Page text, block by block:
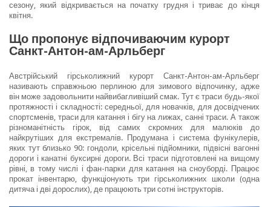
сезону, який відкривається на початку грудня і триває до кінця
квітня.
Що пропонує відпочиваючим курорт
Санкт-Антон-ам-Арльберг
Австрійський гірськолижний курорт Санкт-Антон-ам-Арльберг
називають справжньою перлиною для зимового відпочинку, адже
він може задовольнити найвибагливіший смак. Тут є траси будь-якої
протяжності і складності: середньої, для новачків, для досвідчених
спортсменів, траси для катання і бігу на лижах, санні траси. А також
різноманітність гірок, від самих скромних для малюків до
найкрутіших для екстремалів. Продумана і система фунікулерів,
яких тут близько 90: гондоли, крісельні підйомники, підвісні вагонні
дороги і канатні буксирні дороги. Всі траси підготовлені на вищому
рівні, в тому числі і фан-парки для катання на сноуборді. Працює
прокат інвентарю, функціонують три гірськолижних школи (одна
дитяча і дві дорослих), де працюють три сотні інструкторів.